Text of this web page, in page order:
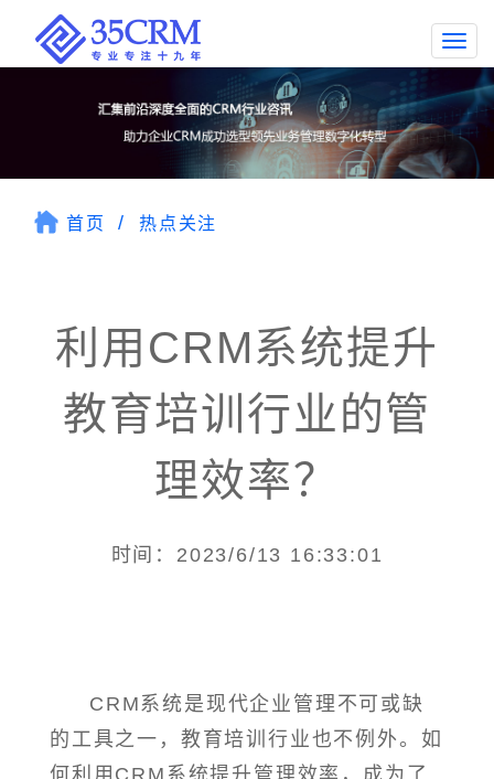
首页 热点关注
利用CRM系统提升
教育培训行业的管
理效率？
时间：2023/6/13 16:33:01
CRM系统是现代企业管理不可或缺
的工具之一，教育培训行业也不例外。如